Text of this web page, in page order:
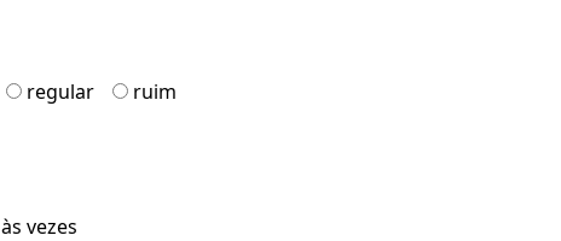
regular ruim
às vezes